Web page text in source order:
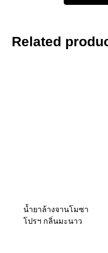
Related
น้ำยาล้างจานโมซา
โปรฯ กลิ่นมะนาว